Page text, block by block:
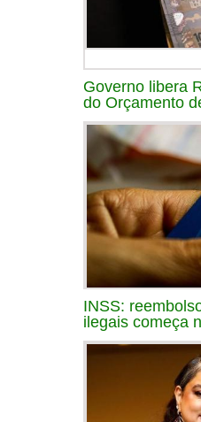
Governo libera
do Orçamento
INSS:
ilegais começa